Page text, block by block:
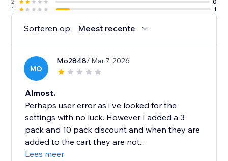
1
1
Sorteren op: Meest recente
MO
Mo2848/ Mar 7, 2026
Almost.
Perhaps user error as i've looked for the
settings with no luck. However I added a 3
pack and 10 pack discount and when they are
added to the cart they are not...
Lees meer